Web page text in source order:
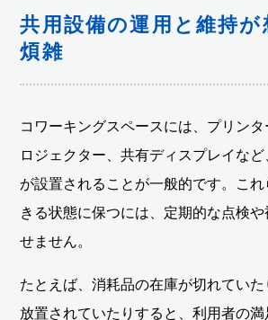
共用設備の運用と維持が
煩雑
コワーキングスペースには、プリン
ロジェクター、共有ディスプレイな
が設置されることが一般的です。こ
きる状態に保つには、定期的な点検
せません。
たとえば、消耗品の在庫が切れてい
放置されていたりすると、利用者の